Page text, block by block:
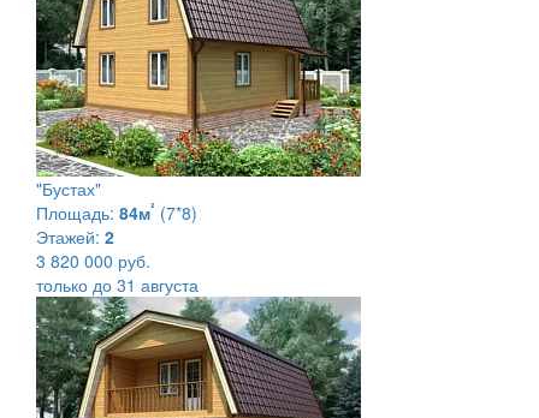
"Бустах"
Площадь: 84м² (7*8)
Этажей: 2
3 820 000 руб.
только до 31 августа